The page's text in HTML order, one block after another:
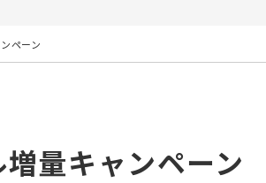
ペーン
量キャンペーン